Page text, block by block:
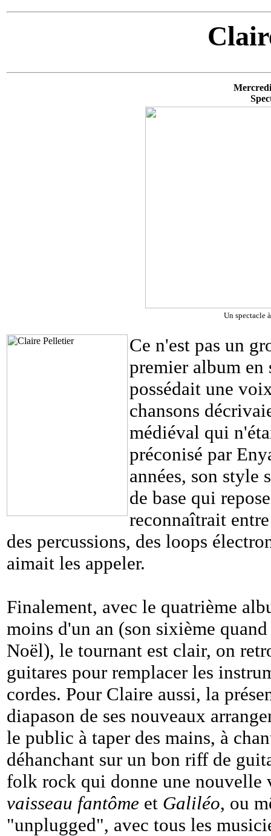
Un spectacle
Ce n'est pas un
premier album en
possédait une
chansons
médiéval qui
préconisé par
années, son style
de base qui
reconnaîtrait
des percussions, des loops
aimait les appeler.
Finalement, avec le quatrième
moins d'un an (son sixième
Noël), le tournant est clair, on
guitares pour remplacer les
cordes. Pour Claire aussi, la
diapason de ses nouveaux
le public à taper des mains, à
déhanchant sur un bon riff de
folk rock qui donne une nouvelle
vaisseau fantôme et Galiléo, ou
"unplugged", avec tous les